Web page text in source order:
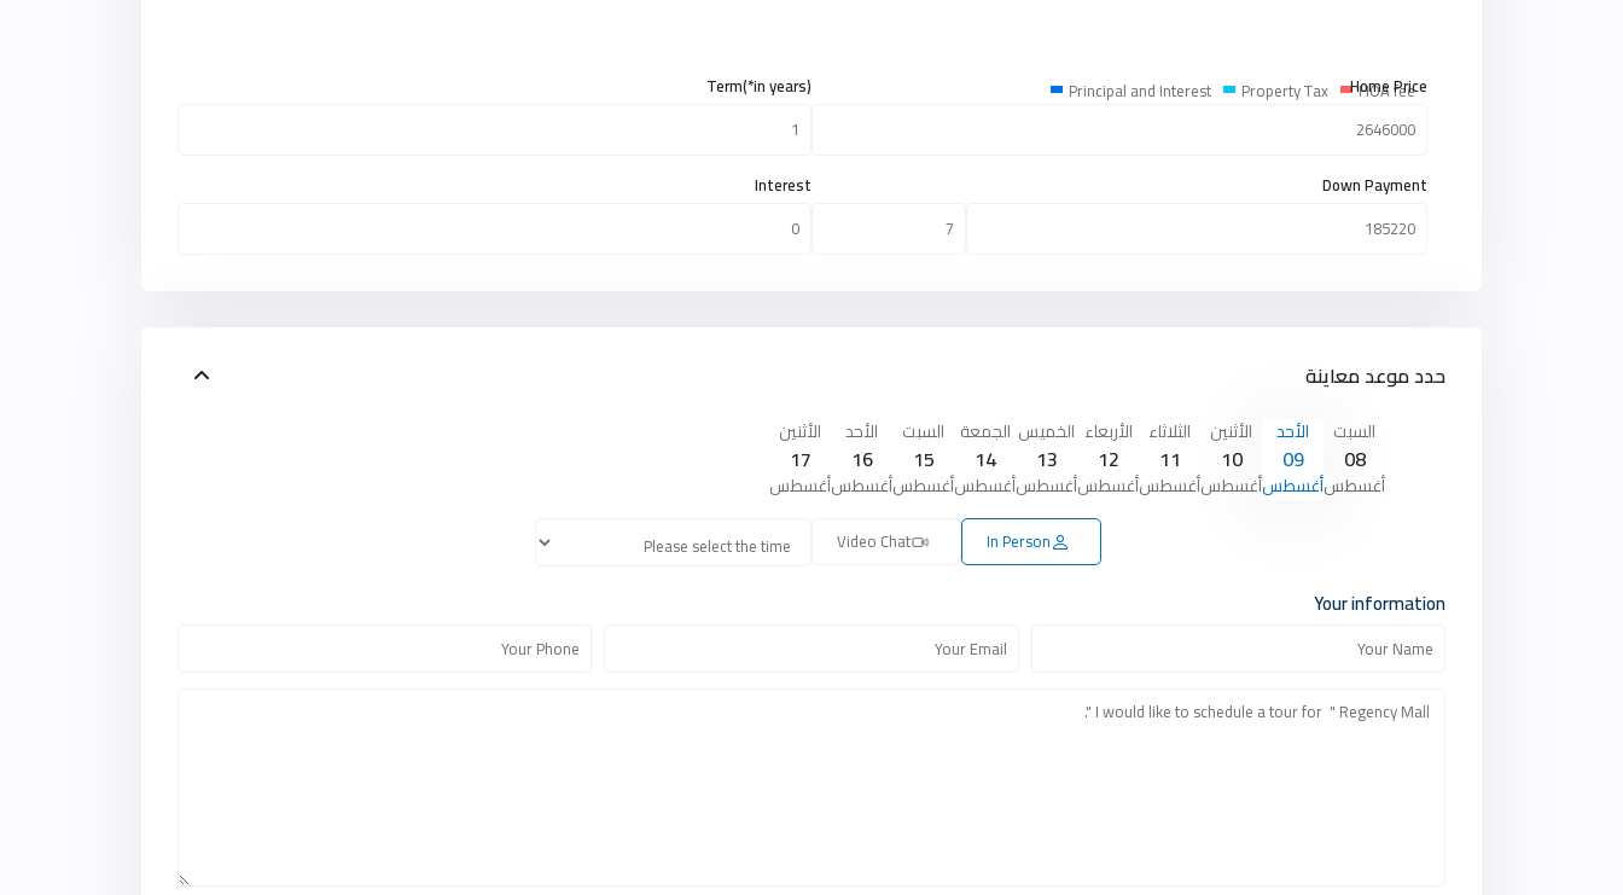
Principal and Interest Property Tax HOA fee
Home Price
Down Payment
Term(*in years)
Interest
حدد موعد معاينة
السبت
08
أغسطس
الأحد
09
أغسطس
الأثنين
10
أغسطس
الثلاثاء
11
أغسطس
الأربعاء
12
أغسطس
الخميس
13
أغسطس
الجمعة
14
أغسطس
السبت
15
أغسطس
الأحد
16
أغسطس
الأثنين
17
أغسطس
In Person
Video Chat
Your information